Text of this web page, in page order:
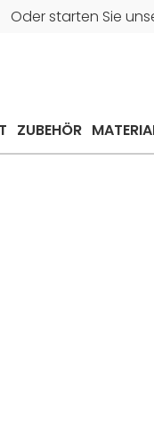
Oder starten Sie
ZUBEHÖR